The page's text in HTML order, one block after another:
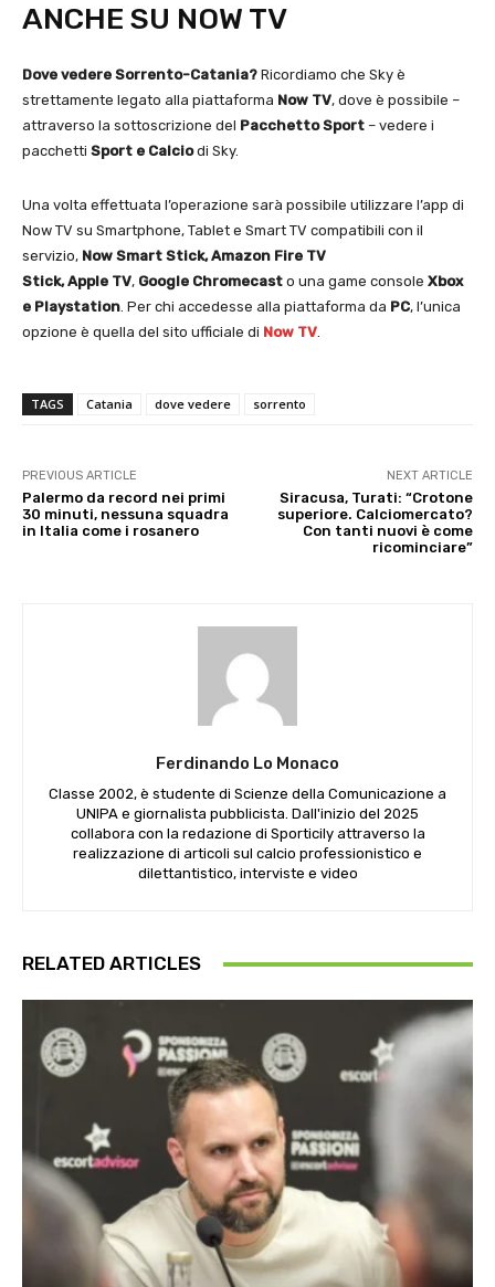
ANCHE SU NOW TV
Dove vedere Sorrento-Catania? Ricordiamo che Sky è
strettamente legato alla piattaforma Now TV, dove è possibile –
attraverso la sottoscrizione del Pacchetto Sport – vedere i
pacchetti Sport e Calciodi Sky.
Una volta effettuata l’operazione sarà possibile utilizzare l’app di
Now TV su Smartphone, Tablet e Smart TV compatibili con il
servizio, Now Smart Stick, Amazon Fire TV
Stick, Apple TV, Google Chromecast o una game console Xbox
e Playstation. Per chi accedesse alla piattaforma da PC, l’unica
opzione è quella del sito ufficiale di Now TV.
TAGS Catania dove vedere sorrento
PREVIOUS ARTICLE
Palermo da record nei primi
30 minuti, nessuna squadra
in Italia come i rosanero
NEXT ARTICLE
Siracusa, Turati: “Crotone
superiore. Calciomercato?
Con tanti nuovi è come
ricominciare”
Ferdinando Lo Monaco
Classe 2002, è studente di Scienze della Comunicazione a
UNIPA e giornalista pubblicista. Dall'inizio del 2025
collabora con la redazione di Sporticily attraverso la
realizzazione di articoli sul calcio professionistico e
dilettantistico, interviste e video
RELATED ARTICLES